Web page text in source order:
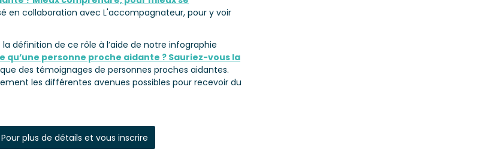
en collaboration avec L'accompagnateur, pour y voir
définition de ce rôle à l’aide de notre infographie
qu’une personne proche aidante ? Sauriez-vous la
que des témoignages de personnes proches aidantes.
les différentes avenues possibles pour recevoir du
Pour plus de détails et vous inscrire